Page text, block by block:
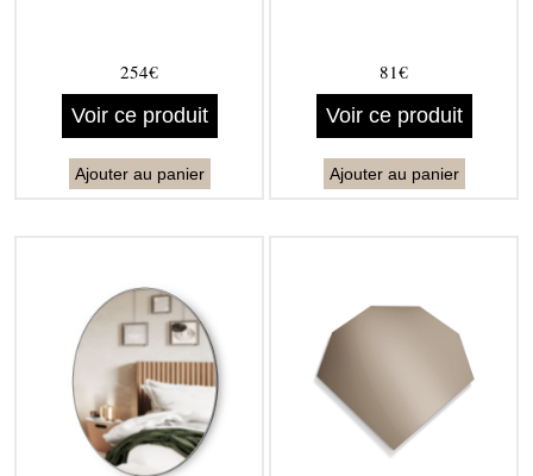
254€
Voir ce produit
Ajouter au panier
81€
Voir ce produit
Ajouter au panier